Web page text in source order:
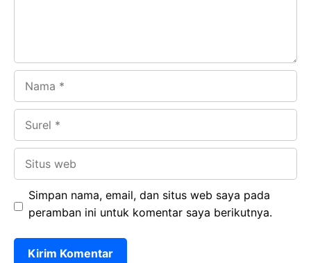
Simpan nama, email, dan situs web saya pada
peramban ini untuk komentar saya berikutnya.